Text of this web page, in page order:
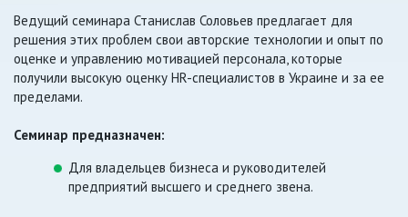
Ведущий семинара Станислав Соловьев предлагает для
решения этих проблем свои авторские технологии и опыт по
оценке и управлению мотивацией персонала, которые
получили высокую оценку HR-специалистов в Украине и за ее
пределами.
Семинар предназначен:
Для владельцев бизнеса и руководителей
предприятий высшего и среднего звена.